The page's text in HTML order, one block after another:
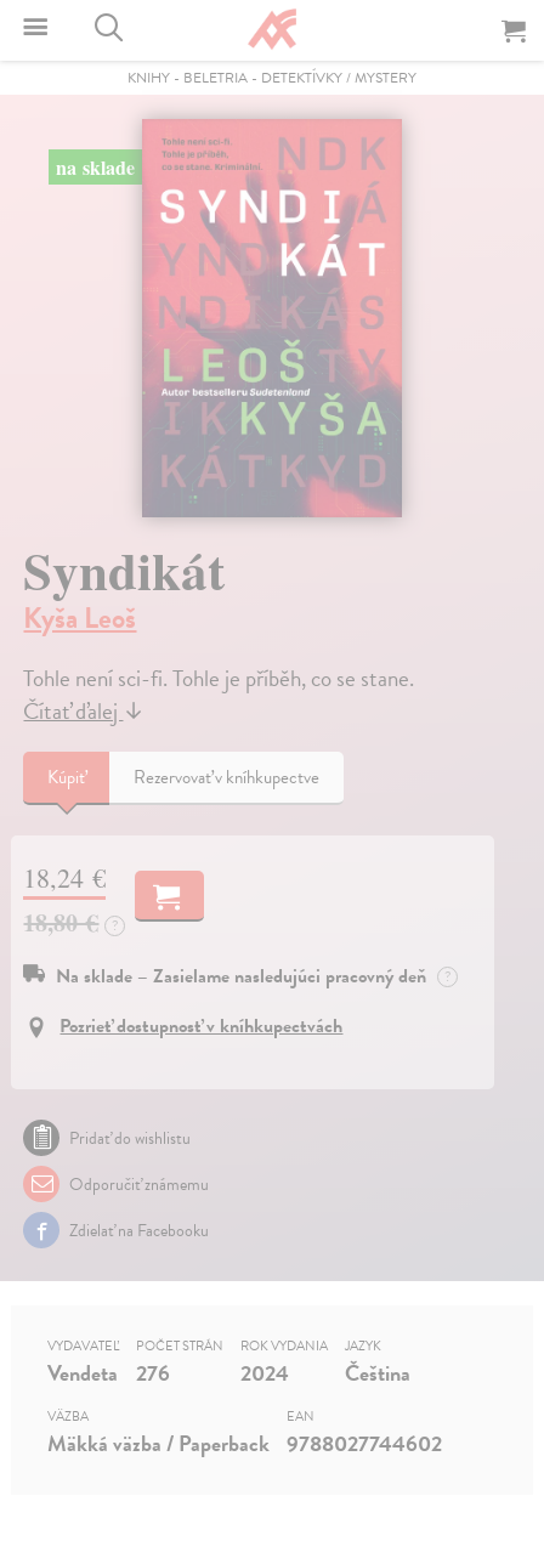
KNIHY - BELETRIA - DETEKTÍVKY / MYSTERY
na sklade
Syndikát
Kyša Leoš
Tohle není sci-fi. Tohle je příběh, co se stane.
Čítať ďalej↓
Kúpiť Rezervovať v kníhkupectve
18,24 €
18,80 €
?
Na sklade – Zasielame nasledujúci pracovný deň ?
Pozrieť dostupnosť v kníhkupectvách
Pridať do wishlistu
Odporučiť známemu
Zdielať na Facebooku
VYDAVATEĽ
Vendeta
POČET STRÁN
276
ROK VYDANIA
2024
JAZYK
Čeština
VÄZBA
Mäkká väzba / Paperback
EAN
9788027744602